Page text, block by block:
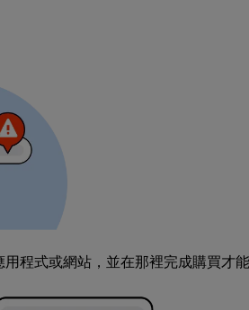
程式或網站，並在那裡完成購買才